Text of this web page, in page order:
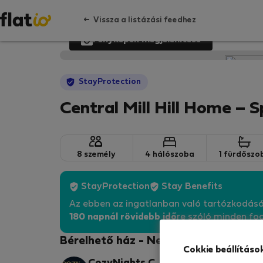
Vissza a listázási feedhez
Fényképek megjelenítése
StayProtection
Central Mill Hill Home –
8 személy 4 hálószoba 1
StayProtection Stay Benefits
Az ebben az ingatlanban való
180 napnál rövidebb időre szóló minden
Bérelhető ház - Newmarket
Cokkie